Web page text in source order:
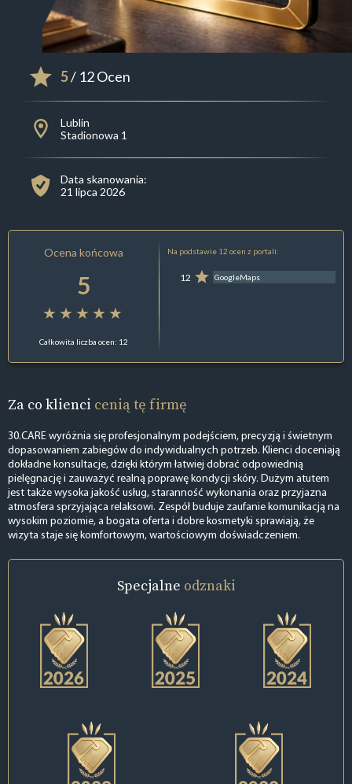
5/ 12 Ocen
Lublin
Stadionowa 1
Data skanowania:
21 lipca 2026
Ocena końcowa
5
Całkowita liczba ocen: 12
Na podstawie 12 ocen z portali:
12 GoogleMaps
Za co klienci cenią tę firmę
30.CARE wyróżnia się profesjonalnym podejściem, precyzją i świetnym
dopasowaniem zabiegów do indywidualnych potrzeb. Klienci doceniają
dokładne konsultacje, dzięki którym łatwiej dobrać odpowiednią
pielęgnację i zauważyć realną poprawę kondycji skóry. Dużym atutem
jest także wysoka jakość usług, staranność wykonania oraz przyjazna
atmosfera sprzyjająca relaksowi. Zespół buduje zaufanie komunikacją na
wysokim poziomie, a bogata oferta i dobre kosmetyki sprawiają, że
wizyta staje się komfortowym, wartościowym doświadczeniem.
Specjalne odznaki